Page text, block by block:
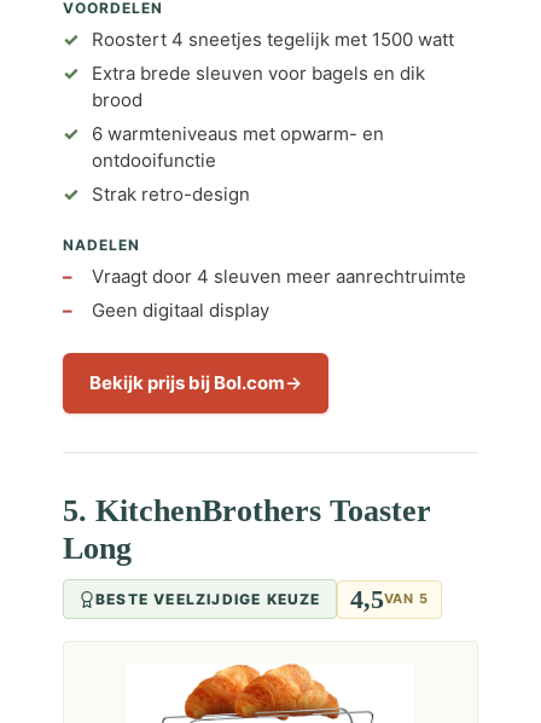
VOORDELEN
Roostert 4 sneetjes tegelijk met 1500 watt
Extra brede sleuven voor bagels en dik
brood
6 warmteniveaus met opwarm- en
ontdooifunctie
Strak retro-design
NADELEN
Vraagt door 4 sleuven meer aanrechtruimte
Geen digitaal display
Bekijk prijs bij Bol.com
5. KitchenBrothers Toaster
Long
BESTE VEELZIJDIGE KEUZE 4,5VAN 5